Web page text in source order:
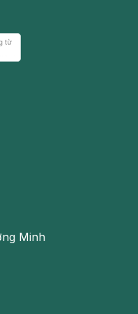
ra kiểu rụng tóc này ở
nặng, bệnh nhân có
chí là rụng hết lông
làm ảnh hưởng tới các
Minh